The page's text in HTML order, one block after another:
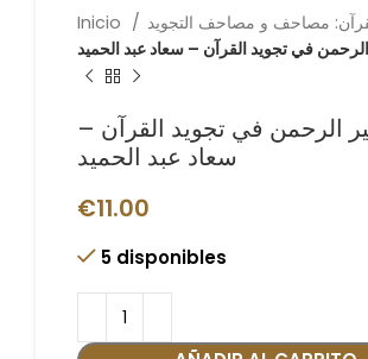
Inicio
في تجويد القرآن – سعاد عبد الحميد
الرحمن في تجويد القرآن –
سعاد عبد الحميد
€11.00
5 disponibles